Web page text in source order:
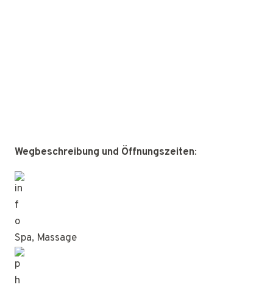
Wegbeschreibung und Öffnungszeiten:
Spa, Massage